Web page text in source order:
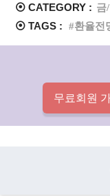
⦿ CATEGORY : 금
⦿ TAGS :
환율전
무료회원